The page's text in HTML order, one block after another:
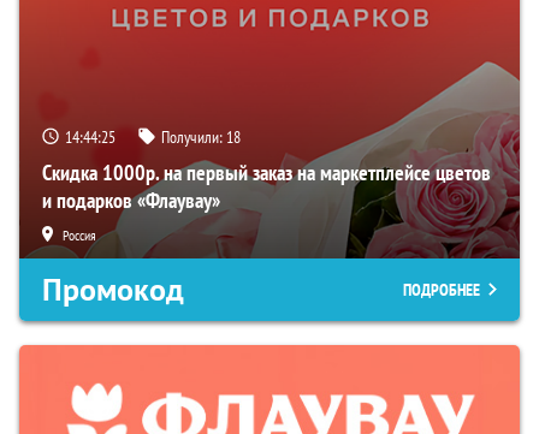
14:44:24 Получили: 18
Скидка 1000р. на первый заказ на маркетплейсе цветов
и подарков «Флаувау»
Россия
Промокод ПОДРОБНЕЕ